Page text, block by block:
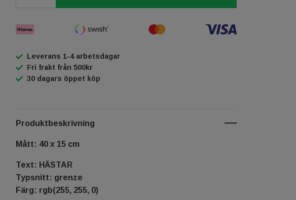
Leverans 1-4 arbetsdagar
Fri frakt från 500kr
30 dagars öppet köp
Produktbeskrivning
Mått: 40 x 15 cm
Text: HÄSTAR
Typsnitt: grenze
Färg: rgb(255, 255, 0)